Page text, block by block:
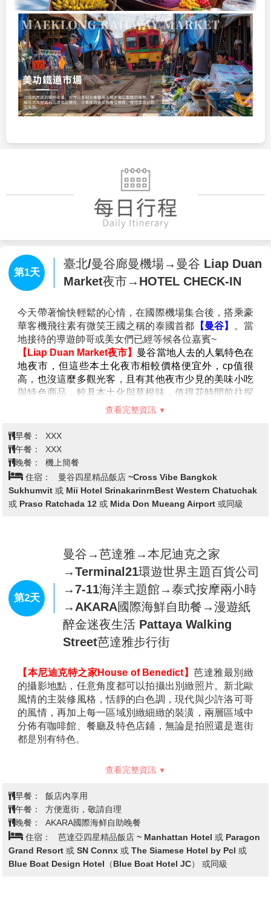
第1天
臺北/曼谷廊曼機場→曼谷 Liap Duan
Market夜市→HOTEL CHECK-IN
華客機飛往素有微笑王國之稱的泰國首都
地接待的導遊帥哥或美女們已經等候各位嘉賓~
【Liap Duan Market
地夜市，但這些本土化夜市相較價格便宜外，
高，也沒這麼多觀光客，且有其他夜市少見的美味小吃
與特色商品，較具本土化與草根味，值得花時間前往探
機上簡餐
住宿：
曼谷四星精品飯店 ~Cross Vibe Bangkok
Sukhumvit 或 Mii Hotel SrinakarinrnBest Western Chatuchak
或 Praso Ratchada 12 或 Mida Don Mueang Airport 或同級
第2天
→Terminal21環遊世界主題百貨公司
→7-11海洋主題館→泰式按摩兩小時
→AKARA國際海鮮自助餐→漫遊紙
醉金迷夜生活 Pattaya Walking
的攝影地點，任意角度都可以拍攝出別緻照片。新北歐
風情的主裝修風格，恬靜的白色調，現代與少許洛可哥
的風情，再加上每一區域別緻細緻的裝潢，兩層區域中
分佈有咖啡館、餐廳及特色店鋪，無論是拍照還是逛街
都是別有特色。